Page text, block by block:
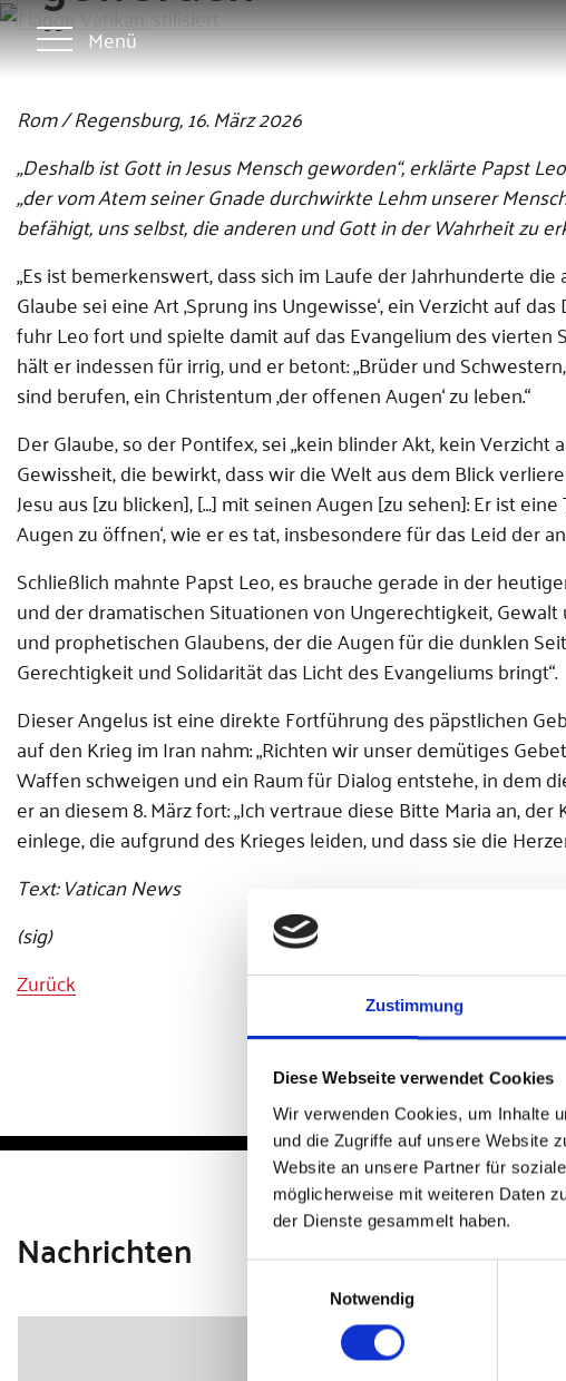
Zustimmung
Diese Webseite verwendet Cookies
Wir verwenden Cookies, um Inhalte
und die Zugriffe auf unsere Website
Website an unsere Partner für
möglicherweise mit weiteren Daten
der Dienste gesammelt haben.
Notwendig
Menü
Rom / Regensburg, 16. März 2026
„Deshalb ist Gott in Jesus Mensch geworden“, erklärte Papst
„der vom Atem seiner Gnade durchwirkte Lehm unserer
befähigt, uns selbst, die anderen und Gott in der Wahrheit zu
„Es ist bemerkenswert, dass sich im Laufe der Jahrhunderte
Glaube sei eine Art ‚Sprung ins Ungewisse‘, ein Verzicht auf
fuhr Leo fort und spielte damit auf das Evangelium des vierten
hält er indessen für irrig, und er betont: „Brüder und
sind berufen, ein Christentum ‚der offenen Augen‘ zu leben.“
Der Glaube, so der Pontifex, sei „kein blinder Akt, kein
Gewissheit, die bewirkt, dass wir die Welt aus dem Blick
Jesu aus [zu blicken], […] mit seinen Augen [zu sehen]: Er ist
Augen zu öffnen‘, wie er es tat, insbesondere für das Leid der
Schließlich mahnte Papst Leo, es brauche gerade in der
und der dramatischen Situationen von Ungerechtigkeit,
und prophetischen Glaubens, der die Augen für die dunklen
Gerechtigkeit und Solidarität das Licht des Evangeliums bringt“.
Dieser Angelus ist eine direkte Fortführung des päpstlichen
auf den Krieg im Iran nahm: „Richten wir unser demütiges
Waffen schweigen und ein Raum für Dialog entstehe, in dem
er an diesem 8. März fort: „Ich vertraue diese Bitte Maria an,
einlege, die aufgrund des Krieges leiden, und dass sie die
Text: Vatican News
(sig)
Zurück
Nachrichten